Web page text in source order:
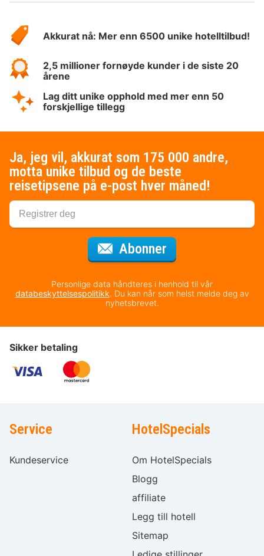
Hotelspecials
Akkurat nå: Mer enn 6500 unike hotelltilbud!
2,5 millioner fornøyde kunder i de siste 20
årene
Lag ditt unike opphold med mer enn 50
forskjellige tillegg
Ja, jeg vil, akkurat som 175 000 andre,
motta unike tilbud og de beste
reisetipsene på e-post hver måned!
Abonner
Personlige data håndteres i henhold til vår
databeskyttelsespolitikk. Du kan når som helst melde deg av
nyhetsbrevet.
Sikker betaling
Service
Kundeservice
HotelSpecials
Om HotelSpecials
Blogg
affiliate
Legg till hotell
Sitemap